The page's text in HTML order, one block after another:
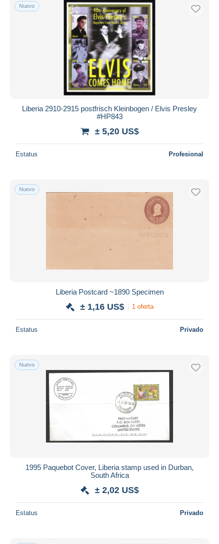
Nuevo
Liberia 2910-2915 postfrisch Kleinbogen / Elvis Presley
#HP843
± 5,20 US$
Estatus Profesional
Nuevo
Liberia Postcard ~1890 Specimen
± 1,16 US$ 1 oferta
Estatus Privado
Nuevo
1995 Paquebot Cover, Liberia stamp used in Durban,
South Africa
± 2,02 US$
Estatus Privado